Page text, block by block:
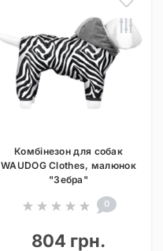
Комбінезон для собак
WAUDOG Clothes, малюнок
"Зебра"
0
804 грн.